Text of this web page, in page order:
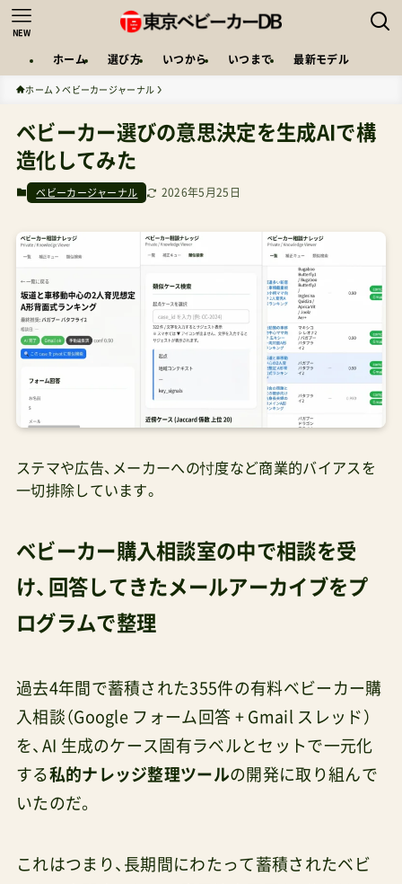
NEW
ホーム 選び方 いつから いつまで 最新モデル
ホーム ベビーカージャーナル
ベビーカー選びの意思決定を生成AIで構
造化してみた
ベビーカージャーナル 2026年5月25日
ステマや広告、メーカーへの忖度など商業的バイアスを
一切排除しています。
ベビーカー購入相談室の中で相談を受
け、回答してきたメールアーカイブをプ
ログラムで整理
過去4年間で蓄積された355件の有料ベビーカー購
入相談（Google フォーム回答 + Gmail スレッド）
を、AI 生成のケース固有ラベルとセットで一元化
する私的ナレッジ整理ツールの開発に取り組んで
いたのだ。
これはつまり、長期間にわたって蓄積されたベビ